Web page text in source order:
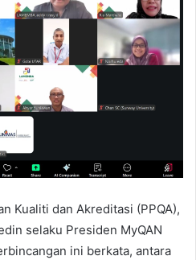
Kualiti dan Akreditasi (PPQA),
selaku Presiden MyQAN
ini berkata, antara